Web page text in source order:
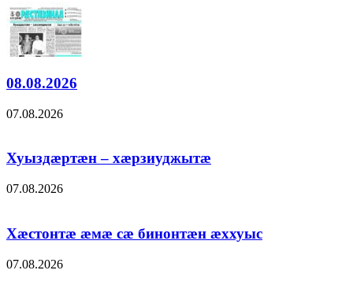
08.08.2026
07.08.2026
Хуыздæртæн – хæрзиуджытæ
07.08.2026
Хæстонтæ æмæ сæ бинонтæн æххуыс
07.08.2026